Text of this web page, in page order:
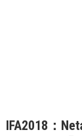
IFA2018：